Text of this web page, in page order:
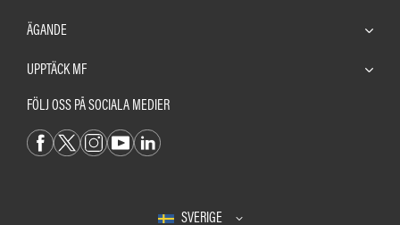
ÄGANDE
UPPTÄCK MF
FÖLJ OSS PÅ SOCIALA MEDIER
SVERIGE